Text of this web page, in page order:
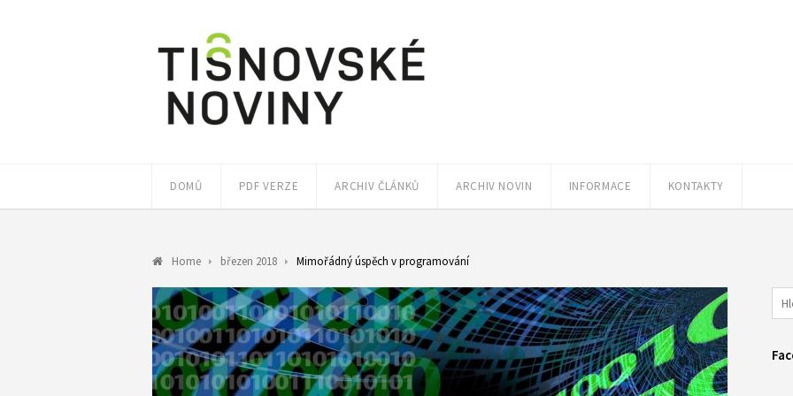
DOMŮ PDF VERZE ARCHIV ČLÁNKŮ ARCHIV NOVIN INFORMACE KONTAKTY
Home březen 2018 Mimořádný úspěch v programování